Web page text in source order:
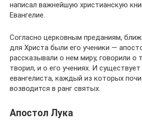
написал важнейшую христианскую
Евангелие.
Согласно церковным преданиям,
для Христа были его ученики —
рассказывали о нем миру, говорили о
творил, и о его учениях. И существует
евангелиста, каждый из которых
возводится в ранг святых.
Апостол Лука